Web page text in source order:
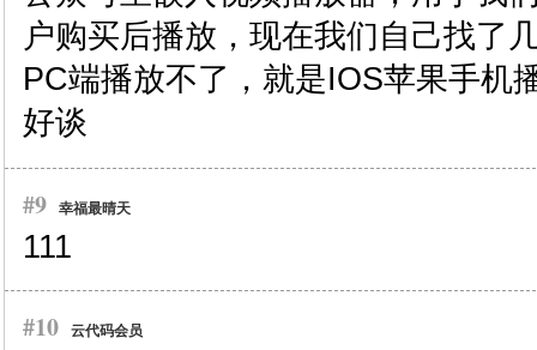
户购买后播放，现在我们自己找了
PC端播放不了，就是IOS苹果手机
好谈
#9 幸福最晴天
111
#10 云代码会员